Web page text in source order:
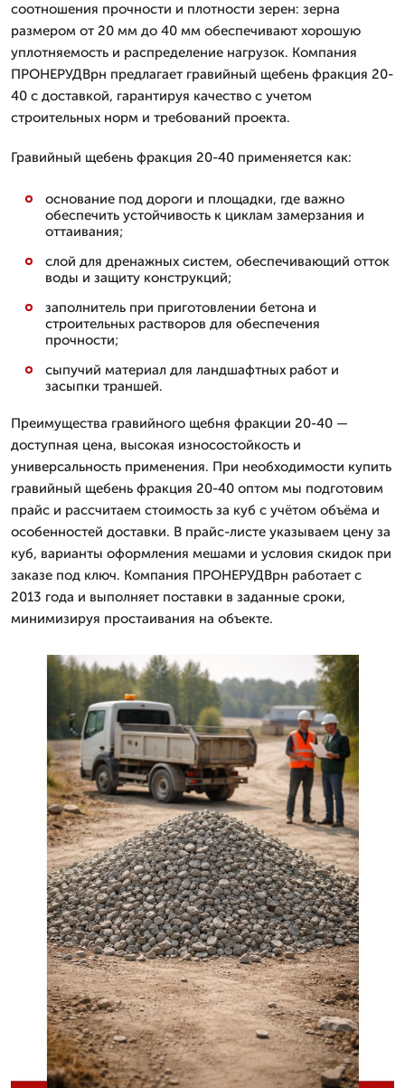
соотношения прочности и плотности зерен: зерна
размером от 20 мм до 40 мм обеспечивают хорошую
уплотняемость и распределение нагрузок. Компания
ПРОНЕРУДВрн предлагает гравийный щебень фракция 20-
40 с доставкой, гарантируя качество с учетом
строительных норм и требований проекта.
Гравийный щебень фракция 20-40 применяется как:
основание под дороги и площадки, где важно
обеспечить устойчивость к циклам замерзания и
оттаивания;
слой для дренажных систем, обеспечивающий отток
воды и защиту конструкций;
заполнитель при приготовлении бетона и
строительных растворов для обеспечения
прочности;
сыпучий материал для ландшафтных работ и
засыпки траншей.
Преимущества гравийного щебня фракции 20-40 —
доступная цена, высокая износостойкость и
универсальность применения. При необходимости купить
гравийный щебень фракция 20-40 оптом мы подготовим
прайс и рассчитаем стоимость за куб с учётом объёма и
особенностей доставки. В прайс-листе указываем цену за
куб, варианты оформления мешами и условия скидок при
заказе под ключ. Компания ПРОНЕРУДВрн работает с
2013 года и выполняет поставки в заданные сроки,
минимизируя простаивания на объекте.